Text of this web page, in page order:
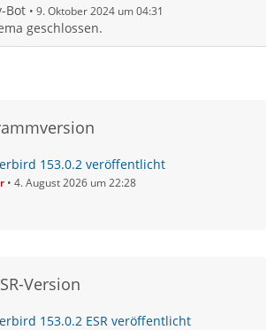
Bot 9. Oktober 2024 um 04:31
geschlossen.
153.0.2 veröffentlicht
4. August 2026 um 22:28
Version
153.0.2 ESR veröffentlicht